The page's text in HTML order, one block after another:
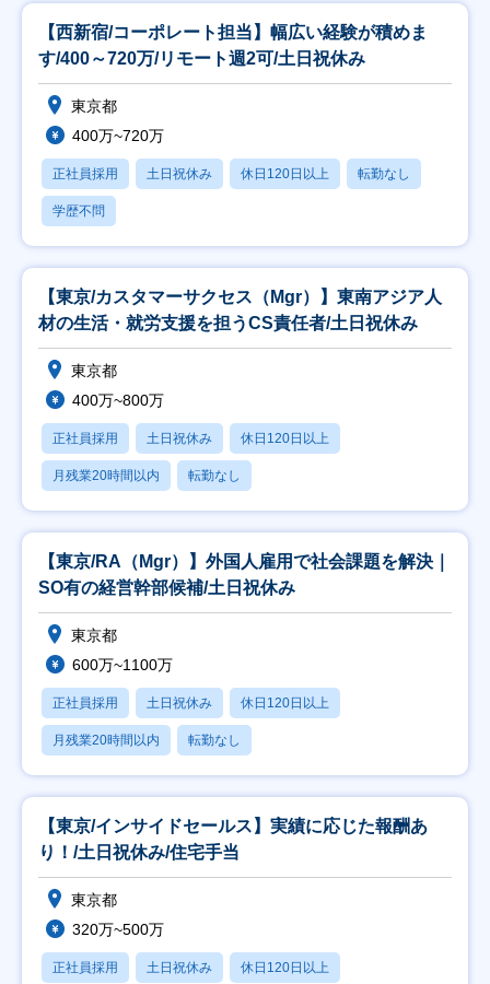
【西新宿/コーポレート担当】幅広い経験が積めま
す/400～720万/リモート週2可/土日祝休み
東京都
400万~720万
正社員採用 土日祝休み 休日120日以上 転勤なし
学歴不問
【東京/カスタマーサクセス（Mgr）】東南アジア人
材の生活・就労支援を担うCS責任者/土日祝休み
東京都
400万~800万
正社員採用 土日祝休み 休日120日以上
月残業20時間以内 転勤なし
【東京/RA（Mgr）】外国人雇用で社会課題を解決｜
SO有の経営幹部候補/土日祝休み
東京都
600万~1100万
正社員採用 土日祝休み 休日120日以上
月残業20時間以内 転勤なし
【東京/インサイドセールス】実績に応じた報酬あ
り！/土日祝休み/住宅手当
東京都
320万~500万
正社員採用 土日祝休み 休日120日以上